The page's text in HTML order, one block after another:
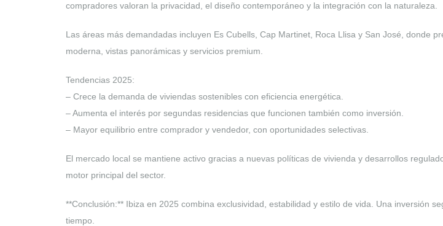
compradores valoran la privacidad, el diseño contemporáneo y la integración con la naturaleza.
Las áreas más demandadas incluyen Es Cubells, Cap Martinet, Roca Llisa y San José, donde
moderna, vistas panorámicas y servicios premium.
Tendencias 2025:
– Crece la demanda de viviendas sostenibles con eficiencia energética.
– Aumenta el interés por segundas residencias que funcionen también como inversión.
– Mayor equilibrio entre comprador y vendedor, con oportunidades selectivas.
El mercado local se mantiene activo gracias a nuevas políticas de vivienda y desarrollos
motor principal del sector.
**Conclusión:** Ibiza en 2025 combina exclusividad, estabilidad y estilo de vida. Una inversión
tiempo.